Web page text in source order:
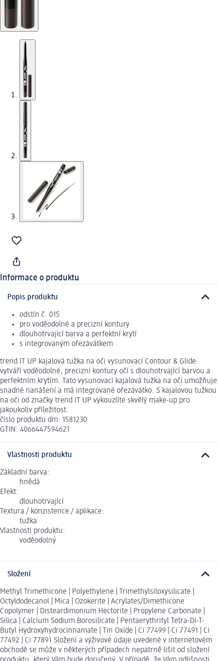
Informace o produktu
Popis produktu
odstín č. 015
pro voděodolné a precizní kontury
dlouhotrvající barva a perfektní krytí
s integrovaným ořezávátkem
trend IT UP kajalová tužka na oči vysunovací Contour & Glide
vytváří voděodolné, precizní kontury očí s dlouhotrvající barvou a
perfektním krytím. Tato vysunovací kajalová tužka na oči umožňuje
snadné nanášení a má integrované ořezávátko. S kajalovou tužkou
na oči od značky trend IT UP vykouzlíte skvělý make-up pro
jakoukoliv příležitost.
číslo produktu dm: 1581230
GTIN: 4066447594621
Vlastnosti produktu
Základní barva:
hnědá
Efekt:
dlouhotrvající
Textura / konzistence / aplikace:
tužka
Vlastnosti produktu:
voděodolný
Složení
Methyl Trimethicone | Polyethylene | Trimethylsiloxysilicate |
Octyldodecanol | Mica | Ozokerite | Acrylates/Dimethicone
Copolymer | Disteardimonium Hectorite | Propylene Carbonate |
Silica | Calcium Sodium Borosilicate | Pentaerythrityl Tetra-Di-T-
Butyl Hydroxyhydrocinnamate | Tin Oxide | Ci 77499 | Ci 77491 | Ci
77492 | Ci 77891 Složení a výživové údaje uvedené v internetovém
obchodě se může v některých případech nepatrně lišit od složení